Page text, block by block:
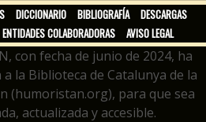
DICCIONARIO BIBLIOGRAFÍA
DESCARGAS
ENTIDADES COLABORADORAS AVISO LEGAL
con fecha de junio de 2024, ha
la Biblioteca de Catalunya de la
(humoristan.org), para que sea
actualizada y accesible.